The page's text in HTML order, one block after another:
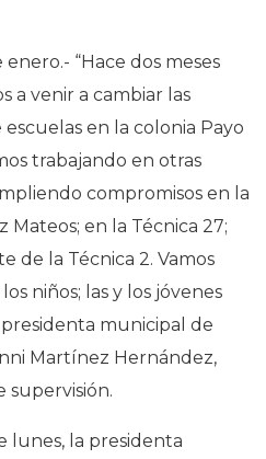
“Hace dos meses
a venir a cambiar las
en la colonia Payo
trabajando en otras
compromisos en la
en la Técnica 27;
de la Técnica 2. Vamos
niños; las y los jóvenes
municipal de
Martínez Hernández,
lunes, la presidenta